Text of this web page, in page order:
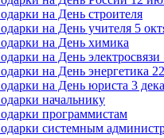
на День строителя
на День учителя 5
на День химика
на День электросвязи
на День энергетика
на День юриста 3
начальнику
программистам
системным